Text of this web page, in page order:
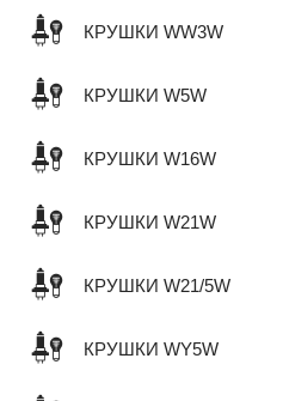
КРУШКИ WW3W
КРУШКИ W5W
КРУШКИ W16W
КРУШКИ W21W
КРУШКИ W21/5W
КРУШКИ WY5W